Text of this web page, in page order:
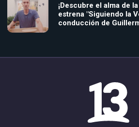
¡Descubre el alma de
estrena "Siguiendo la
conducción de